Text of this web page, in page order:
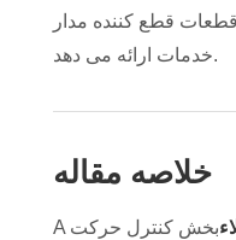
قطعات قطع کننده مدار
خدمات ارائه می دهد.
خلاصه مقاله
A بخش کنترل حرکت